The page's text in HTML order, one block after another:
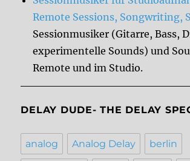
Remote Sessions, Songwriting,
Sessionmusiker (Gitarre, Bass,
experimentelle Sounds) und
Remote und im Studio.
DELAY DUDE- THE DELAY
analog Analog Delay berlin